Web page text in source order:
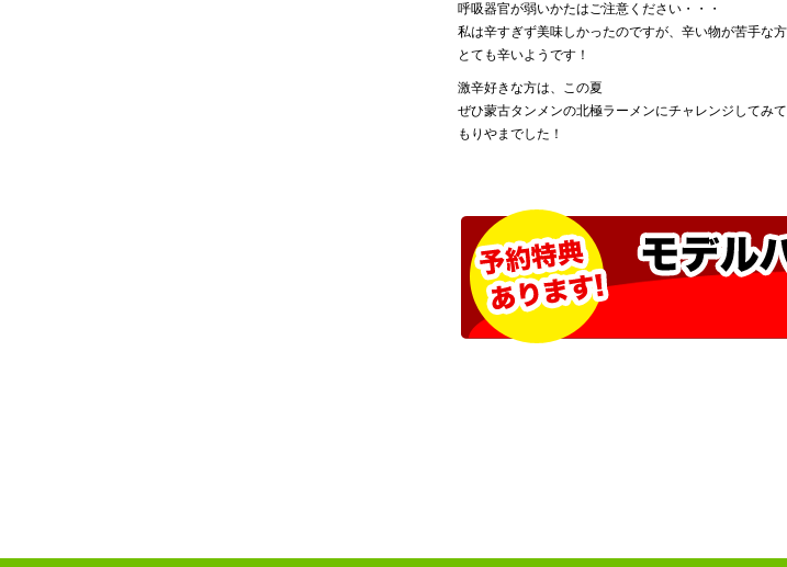
呼吸器官が弱いかたはご注意ください・・・
私は辛すぎず美味しかったのですが、辛い物が苦手な
とても辛いようです！
激辛好きな方は、この夏
ぜひ蒙古タンメンの北極ラーメンにチャレンジしてみ
もりやまでした！